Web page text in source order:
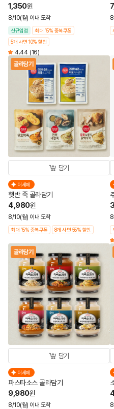
1,350원
8/10(월) 이내 도착
신규입점
최대 15% 중복쿠폰
5개 사면 10% 할인
4.44 (16)
골라담기
담기
더세페
햇반 죽 골라담기
4,980원
8/10(월) 이내 도착
최대 15% 중복쿠폰 8개 사면 55% 할인
골라담기
담기
더세페
파스타소스 골라담기
9,980원
8/10(월) 이내 도착